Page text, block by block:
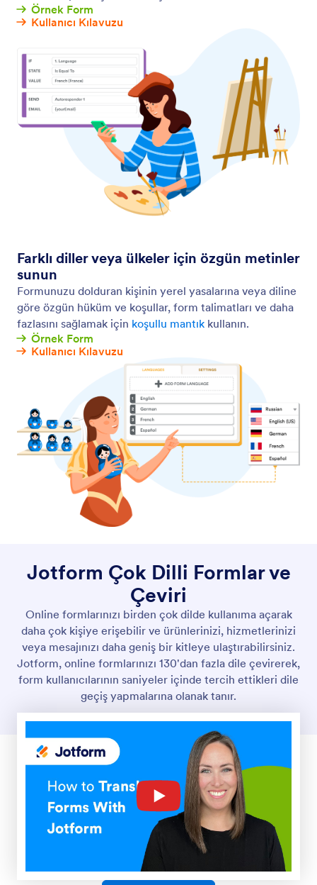
Örnek Form
Kullanıcı Kılavuzu
Farklı diller veya ülkeler için özgün metinler
sunun
Formunuzu dolduran kişinin yerel yasalarına veya diline
göre özgün hüküm ve koşullar, form talimatları ve daha
fazlasını sağlamak için koşullu mantık kullanın.
Örnek Form
Kullanıcı Kılavuzu
Jotform Çok Dilli Formlar ve
Çeviri
Online formlarınızı birden çok dilde kullanıma açarak
daha çok kişiye erişebilir ve ürünlerinizi, hizmetlerinizi
veya mesajınızı daha geniş bir kitleye ulaştırabilirsiniz.
Jotform, online formlarınızı 130'dan fazla dile çevirerek,
form kullanıcılarının saniyeler içinde tercih ettikleri dile
geçiş yapmalarına olanak tanır.